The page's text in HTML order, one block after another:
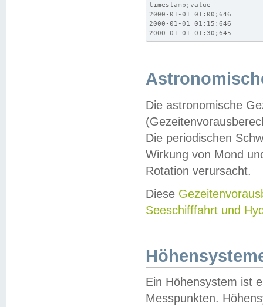
timestamp;value
2000-01-01 01:00;646
2000-01-01 01:15;646
2000-01-01 01:30;645
Die astronomische
Die periodischen
Wirkung von Mond
Rotation verursacht.
Diese
Seeschifffahrt und
Ein Höhensystem ist
Messpunkten.